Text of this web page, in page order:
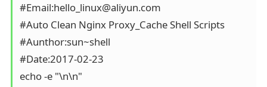
#Email:hello_linux@aliyun.com
#Auto Clean Nginx Proxy_Cache Shell Scripts
#Aunthor:sun~shell
#Date:2017-02-23
echo -e "\n\n"